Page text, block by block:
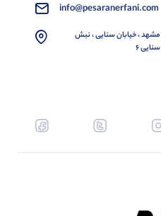
info@pesaranerfani.com
مشهد ، خیابان سنایی ، نبش
سنایی 6